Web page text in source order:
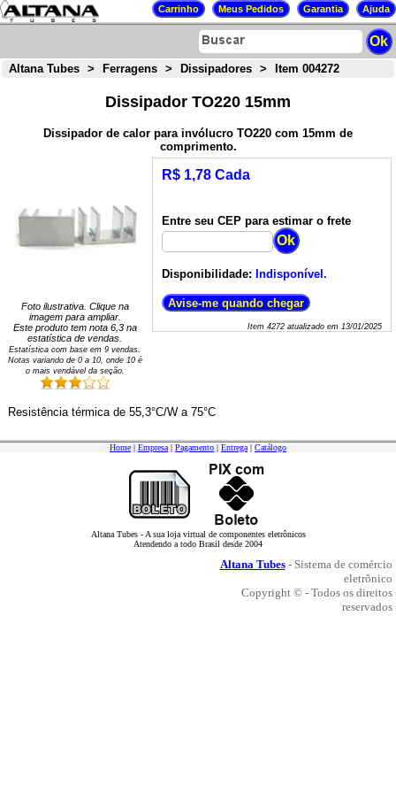
Altana Tubes > Ferragens > Dissipadores > Item 004272
Dissipador TO220 15mm
Dissipador de calor para invólucro TO220 com 15mm de
comprimento.
Foto ilustrativa. Clique na
imagem para ampliar.
Este produto tem nota 6,3na
estatística de vendas.
Estatística com base em 9 vendas.
Notas variando de 0a 10, onde 10 é
o mais vendável da seção.
R$ 1,78 Cada
Entre seu CEP para estimar o frete
Disponibilidade: Indisponível.
Item 4272atualizado em 13/01/2025
Resistência térmica de 55,3°C/W a 75°C
Home | Empresa | Pagamento | Entrega | Catálogo
Altana Tubes - A sua loja virtual de componentes eletrônicos
Atendendo a todo Brasil desde 2004
Altana Tubes- Sistema de comércio
eletrônico
Copyright © - Todos os direitos
reservados